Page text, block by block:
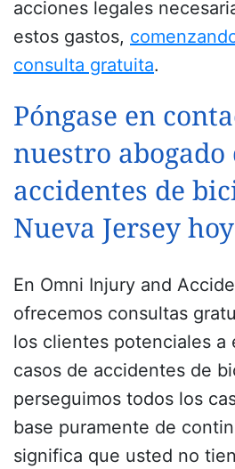
acciones legales
estos gastos,
consulta gratuita.
Póngase en
nuestro abogado
accidentes de
Nueva Jersey hoy
En Omni Injury and
ofrecemos consultas
los clientes potenciales a
casos de accidentes de
perseguimos todos los
base puramente de
significa que usted no